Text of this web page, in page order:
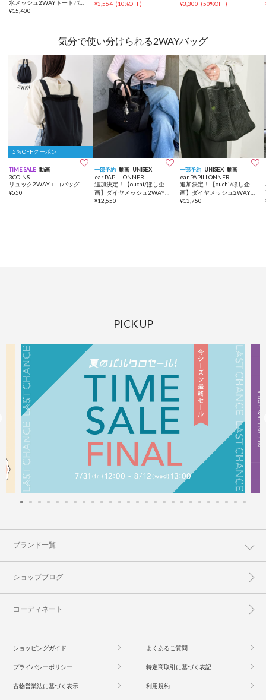
水メッシュ2WAYトートバッ
グ
¥15,400
ホルダー付き
¥3,564 (10%OFF) ¥3,300 (50%OFF)
気分で使い分けられる2WAYバッグ
5％OFFクーポン
TIME SALE 動画 
3COINS
リュック2WAYエコバッグ
¥550
一部予約 動画 UNISEX 
ear PAPILLONNER
追加決定！【ouchi/ほし企
画】ダイヤメッシュ2WAYト
ートバッグ Sサイズ
¥12,650
一部予約 UNISEX 動画 
ear PAPILLONNER
追加決定！【ouchi/ほし企
画】ダイヤメッシュ2WAYト
ートバッグLサイズ
¥13,750
PICK UP
ブランド一覧
ショップブログ
コーディネート
ショッピングガイド よくあるご質問
プライバシーポリシー 特定商取引に基づく表記
古物営業法に基づく表示 利用規約